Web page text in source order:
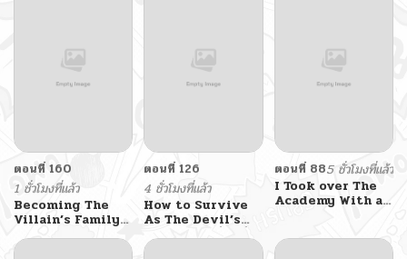
ตอนที่ 160
1 ชั่วโมงที่แล้ว
Becoming The
Villain’s Family
The Siren : สัญญา
วิวาห์กับซาตาน
ตอนที่ 126
4 ชั่วโมงที่แล้ว
How to Survive
As The Devil’s
Daughter วิธีเอาชีวิต
รอดในฐานะลูกของ
ตอนที่ 885 ชั่วโมงที่แล้ว
I Took over The
Academy With a